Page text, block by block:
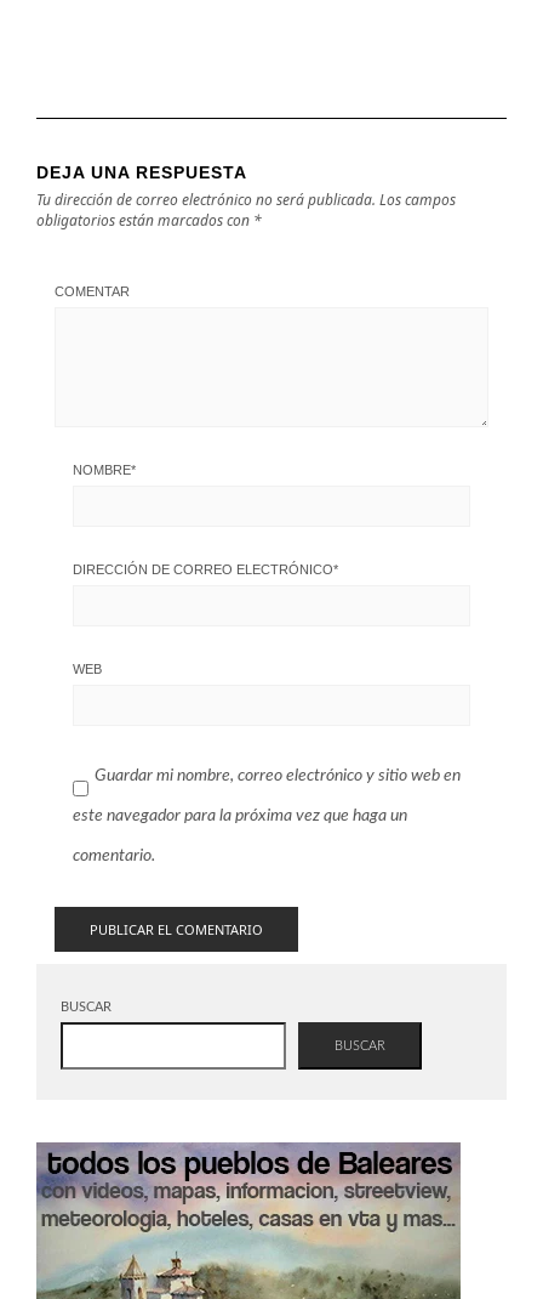
DEJA UNA RESPUESTA
Tu dirección de correo electrónico no será publicada. Los campos
obligatorios están marcados con *
COMENTAR
NOMBRE*
DIRECCIÓN DE CORREO ELECTRÓNICO*
WEB
Guardar mi nombre, correo electrónico y sitio web en
este navegador para la próxima vez que haga un
comentario.
BUSCAR
BUSCAR